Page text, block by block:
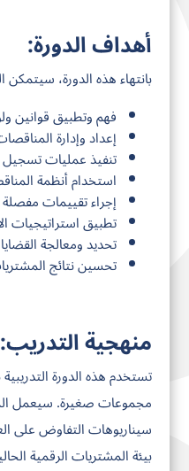
أهداف الدورة:
بانتهاء هذه الدورة،
فهم وتطبيق قوانين
إعداد وإدارة
تنفيذ عمليات تسجيل
استخدام أنظمة
إجراء تقييمات
تطبيق استراتيجيات
تحديد ومعالجة
تحسين نتائج
منهجية التدريب:
تستخدم هذه الدورة
مجموعات صغيرة. سيعمل
سيناريوهات التفاوض على
بيئة المشتريات الرقمية